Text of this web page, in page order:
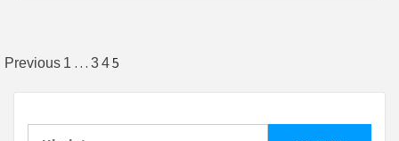
Navigace
pro
příspěvky
Previous 1 … 345